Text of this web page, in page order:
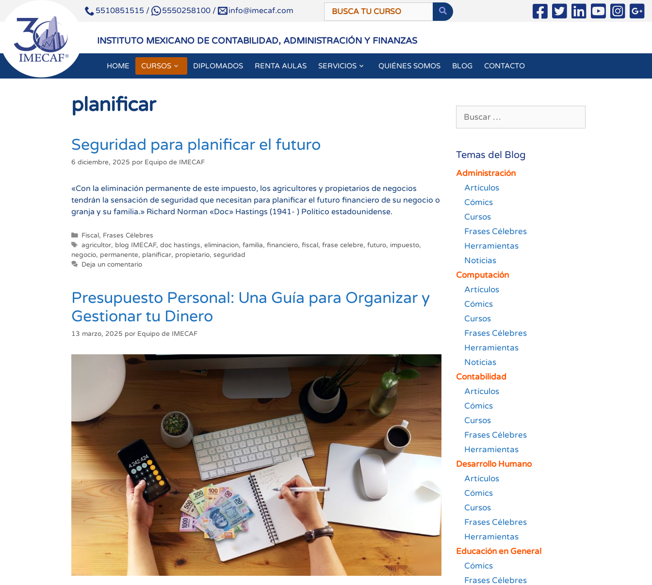
5510851515 / 5550258100 / info@imecaf.com
INSTITUTO MEXICANO DE CONTABILIDAD, ADMINISTRACIÓN Y FINANZAS
HOME CURSOS DIPLOMADOS RENTA AULAS SERVICIOS QUIÉNES SOMOS BLOG CONTACTO
planificar
Seguridad para planificar el futuro
6 diciembre, 2025 por Equipo de IMECAF
«Con la eliminación permanente de este impuesto, los agricultores y propietarios de negocios
tendrán la sensación de seguridad que necesitan para planificar el futuro financiero de su negocio o
granja y su familia.» Richard Norman «Doc» Hastings (1941- ) Político estadounidense.
Categorías
Fiscal, Frases Célebres
Etiquetas
agricultor, blog IMECAF,doc hastings,eliminacion,familia,financiero,fiscal,frase celebre,futuro, impuesto,
negocio, permanente, planificar, propietario, seguridad
Deja un comentario
Presupuesto Personal: Una Guía para Organizar y
Gestionar tu Dinero
13 marzo, 2025 por Equipo de IMECAF
Temas del Blog
Administración
Artículos
Cómics
Cursos
Frases Célebres
Herramientas
Noticias
Computación
Artículos
Cómics
Cursos
Frases Célebres
Herramientas
Noticias
Contabilidad
Artículos
Cómics
Cursos
Frases Célebres
Herramientas
Desarrollo Humano
Artículos
Cómics
Cursos
Frases Célebres
Herramientas
Educación en General
Cómics
Frases Célebres